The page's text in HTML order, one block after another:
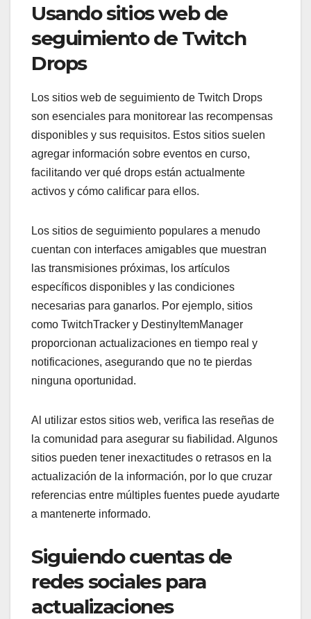
Usando sitios web de
seguimiento de Twitch
Drops
Los sitios web de seguimiento de Twitch Drops
son esenciales para monitorear las recompensas
disponibles y sus requisitos. Estos sitios suelen
agregar información sobre eventos en curso,
facilitando ver qué drops están actualmente
activos y cómo calificar para ellos.
Los sitios de seguimiento populares a menudo
cuentan con interfaces amigables que muestran
las transmisiones próximas, los artículos
específicos disponibles y las condiciones
necesarias para ganarlos. Por ejemplo, sitios
como TwitchTracker y DestinyItemManager
proporcionan actualizaciones en tiempo real y
notificaciones, asegurando que no te pierdas
ninguna oportunidad.
Al utilizar estos sitios web, verifica las reseñas de
la comunidad para asegurar su fiabilidad. Algunos
sitios pueden tener inexactitudes o retrasos en la
actualización de la información, por lo que cruzar
referencias entre múltiples fuentes puede ayudarte
a mantenerte informado.
Siguiendo cuentas de
redes sociales para
actualizaciones